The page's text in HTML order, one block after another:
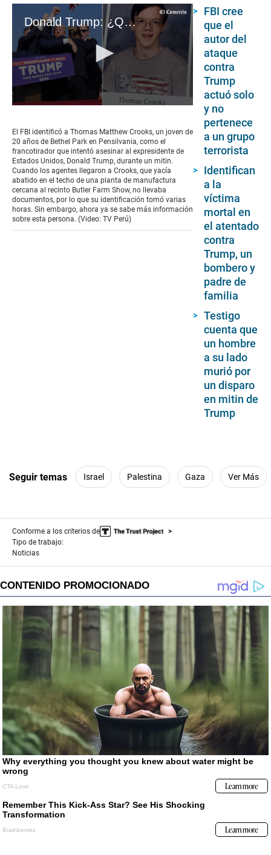
Donald Trump: ¿Quién era Thomas Matthew Crooks, el joven que intentó asesinar al expresidente?
of
9
minutes,
14
seconds
El FBI identificó a Thomas Matthew Crooks, un joven de
20 años de Bethel Park en Pensilvania, como el
francotirador que intentó asesinar al expresidente de
Estados Unidos, Donald Trump, durante un mitin.
Cuando los agentes llegaron a Crooks, que yacía
abatido en el techo de una planta de manufactura
cercana al recinto Butler Farm Show, no llevaba
documentos, por lo que su identificación tomó varias
horas. Sin embargo, ahora ya se sabe más información
sobre esta persona. (Video: TV Perú)
FBI cree
que el
autor del
ataque
contra
Trump
actuó solo
y no
pertenece
a un grupo
terrorista
Identifican
a la
víctima
mortal en
el atentado
contra
Trump, un
bombero y
padre de
familia
Testigo
cuenta que
un hombre
a su lado
murió por
un disparo
en mitin de
Trump
Seguir temas Israel Palestina Gaza Ver Más
Conforme a los criterios de
Tipo de trabajo:
Noticias